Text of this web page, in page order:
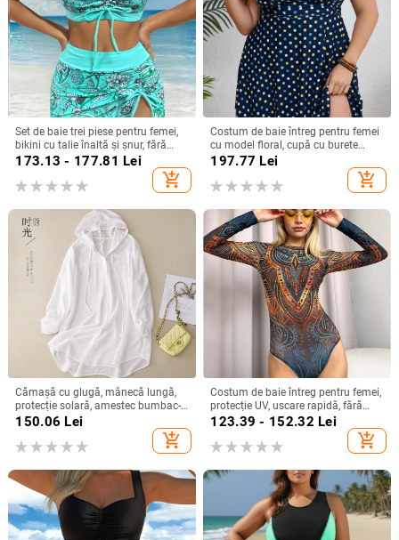
Set de baie trei piese pentru femei,
bikini cu talie înaltă și șnur, fără
bretele, cu burete la bust, din
poliester 85% și căptușeală 15%,
imprimeu cu flori zdrobite
173.13 - 177.81 Lei
add_shopping_cart
Costum de baie întreg pentru femei
cu model floral, cupă cu burete
încorporată, fără bretele, elasticitate
mare, material poliester-elastan
82%/18%
197.77 Lei
add_shopping_cart
Cămașă cu glugă, mânecă lungă,
protecție solară, amestec bumbac-
lin cu cânepă, cardigan de vară
150.06 Lei
add_shopping_cart
Costum de baie întreg pentru femei,
protecție UV, uscare rapidă, fără
mâneci, cu burete pentru bust,
123.39 - 152.32 Lei
add_shopping_cart